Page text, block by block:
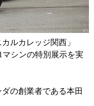
ルカレッジ関西」
シンの特別展示を実
の創業者である本田